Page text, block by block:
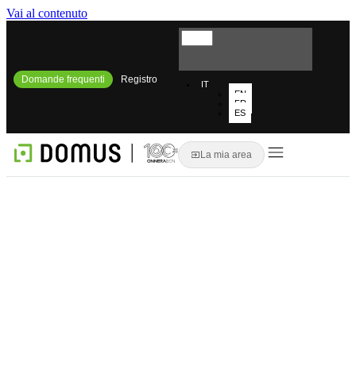
Vai al contenuto
Domande frequenti Registro
IT
EN
FR
ES
La mia area